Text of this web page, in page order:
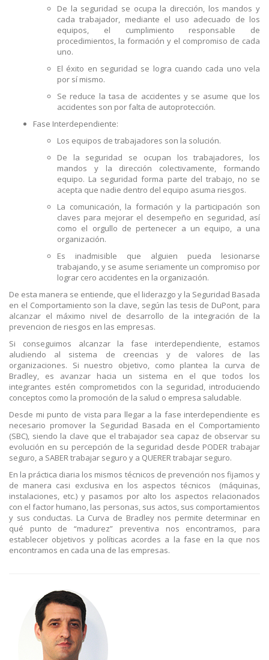
De la seguridad se ocupa la dirección, los mandos y
cada trabajador, mediante el uso adecuado de los
equipos, el cumplimiento responsable de
procedimientos, la formación y el compromiso de cada
uno.
El éxito en seguridad se logra cuando cada uno vela
por sí mismo.
Se reduce la tasa de accidentes y se asume que los
accidentes son por falta de autoprotección.
Fase Interdependiente:
Los equipos de trabajadores son la solución.
De la seguridad se ocupan los trabajadores, los
mandos y la dirección colectivamente, formando
equipo. La seguridad forma parte del trabajo, no se
acepta que nadie dentro del equipo asuma riesgos.
La comunicación, la formación y la participación son
claves para mejorar el desempeño en seguridad, así
como el orgullo de pertenecer a un equipo, a una
organización.
Es inadmisible que alguien pueda lesionarse
trabajando, y se asume seriamente un compromiso por
lograr cero accidentes en la organización.
De esta manera se entiende, que el liderazgo y la Seguridad Basada
en el Comportamiento son la clave, según las tesis de DuPont, para
alcanzar el máximo nivel de desarrollo de la integración de la
prevencion de riesgos en las empresas.
Si conseguimos alcanzar la fase interdependiente, estamos
aludiendo al sistema de creencias y de valores de las
organizaciones. Si nuestro objetivo, como plantea la curva de
Bradley, es avanzar hacia un sistema en el que todos los
integrantes estén comprometidos con la seguridad, introduciendo
conceptos como la promoción de la salud o empresa saludable.
Desde mi punto de vista para llegar a la fase interdependiente es
necesario promover la Seguridad Basada en el Comportamiento
(SBC), siendo la clave que el trabajador sea capaz de observar su
evolución en su percepción de la seguridad desde PODER trabajar
seguro, a SABER trabajar seguro y a QUERER trabajar seguro.
En la práctica diaria los mismos técnicos de prevención nos fijamos y
de manera casi exclusiva en los aspectos técnicos (máquinas,
instalaciones, etc.) y pasamos por alto los aspectos relacionados
con el factor humano, las personas, sus actos, sus comportamientos
y sus conductas. La Curva de Bradley nos permite determinar en
qué punto de “madurez” preventiva nos encontramos, para
establecer objetivos y políticas acordes a la fase en la que nos
encontramos en cada una de las empresas.